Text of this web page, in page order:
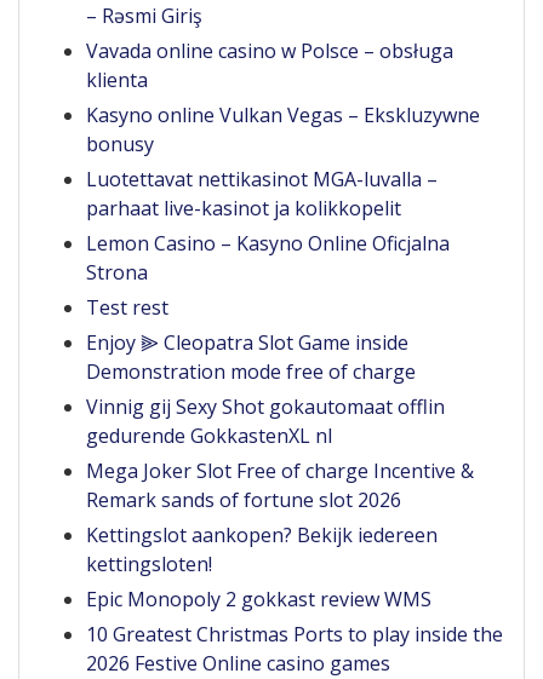
– Rəsmi Giriş
Vavada online casino w Polsce – obsługa
klienta
Kasyno online Vulkan Vegas – Ekskluzywne
bonusy
Luotettavat nettikasinot MGA-luvalla –
parhaat live-kasinot ja kolikkopelit
Lemon Casino – Kasyno Online Oficjalna
Strona
Test rest
Enjoy ⫸ Cleopatra Slot Game inside
Demonstration mode free of charge
Vinnig gij Sexy Shot gokautomaat offlin
gedurende GokkastenXL nl
Mega Joker Slot Free of charge Incentive &
Remark sands of fortune slot 2026
Kettingslot aankopen? Bekijk iedereen
kettingsloten!
Epic Monopoly 2 gokkast review WMS
10 Greatest Christmas Ports to play inside the
2026 Festive Online casino games